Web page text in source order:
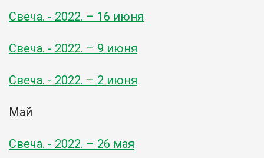
Свеча. - 2022. – 16 июня
Свеча. - 2022. – 9 июня
Свеча. - 2022. – 2 июня
Май
Свеча. - 2022. – 26 мая